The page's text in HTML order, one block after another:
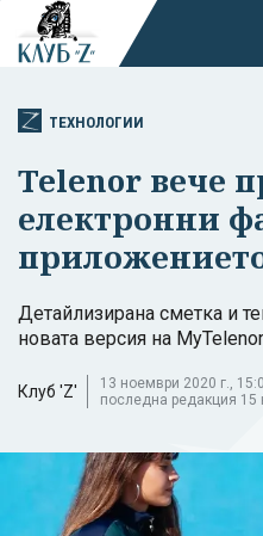
ТЕХНОЛОГИИ
Telenor вече
електронни
Детайлизирана сметка и
новата версия на MyTelenor
Клуб 'Z'
13 ноември 2020 г.,
последна редакция 15